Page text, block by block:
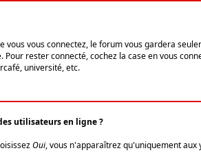
vous vous connectez, le forum vous gardera
rester connecté, cochez la case en vous
université, etc.
utilisateurs en ligne ?
Oui, vous n'apparaîtrez qu'uniquement